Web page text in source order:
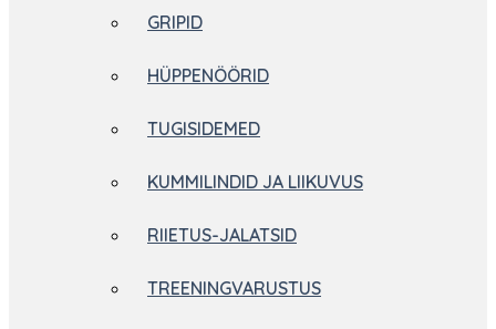
GRIPID
HÜPPENÖÖRID
TUGISIDEMED
KUMMILINDID JA LIIKUVUS
RIIETUS-JALATSID
TREENINGVARUSTUS